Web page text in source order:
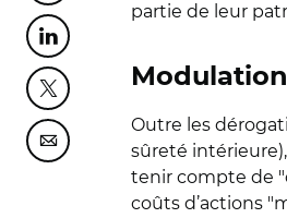
Partager cette page sur
Partager cette page sur
Partager cette page sur
partie de leur
Outre les
sûreté
tenir compte de
coûts d’actions